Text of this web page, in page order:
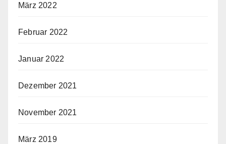
März 2022
Februar 2022
Januar 2022
Dezember 2021
November 2021
März 2019